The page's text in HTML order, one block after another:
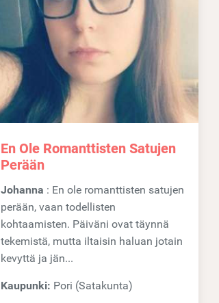
En Ole Romanttisten Satujen
Perään
Johanna : En ole romanttisten satujen
perään, vaan todellisten
kohtaamisten. Päiväni ovat täynnä
tekemistä, mutta iltaisin haluan jotain
kevyttä ja jän...
Kaupunki: Pori (Satakunta)